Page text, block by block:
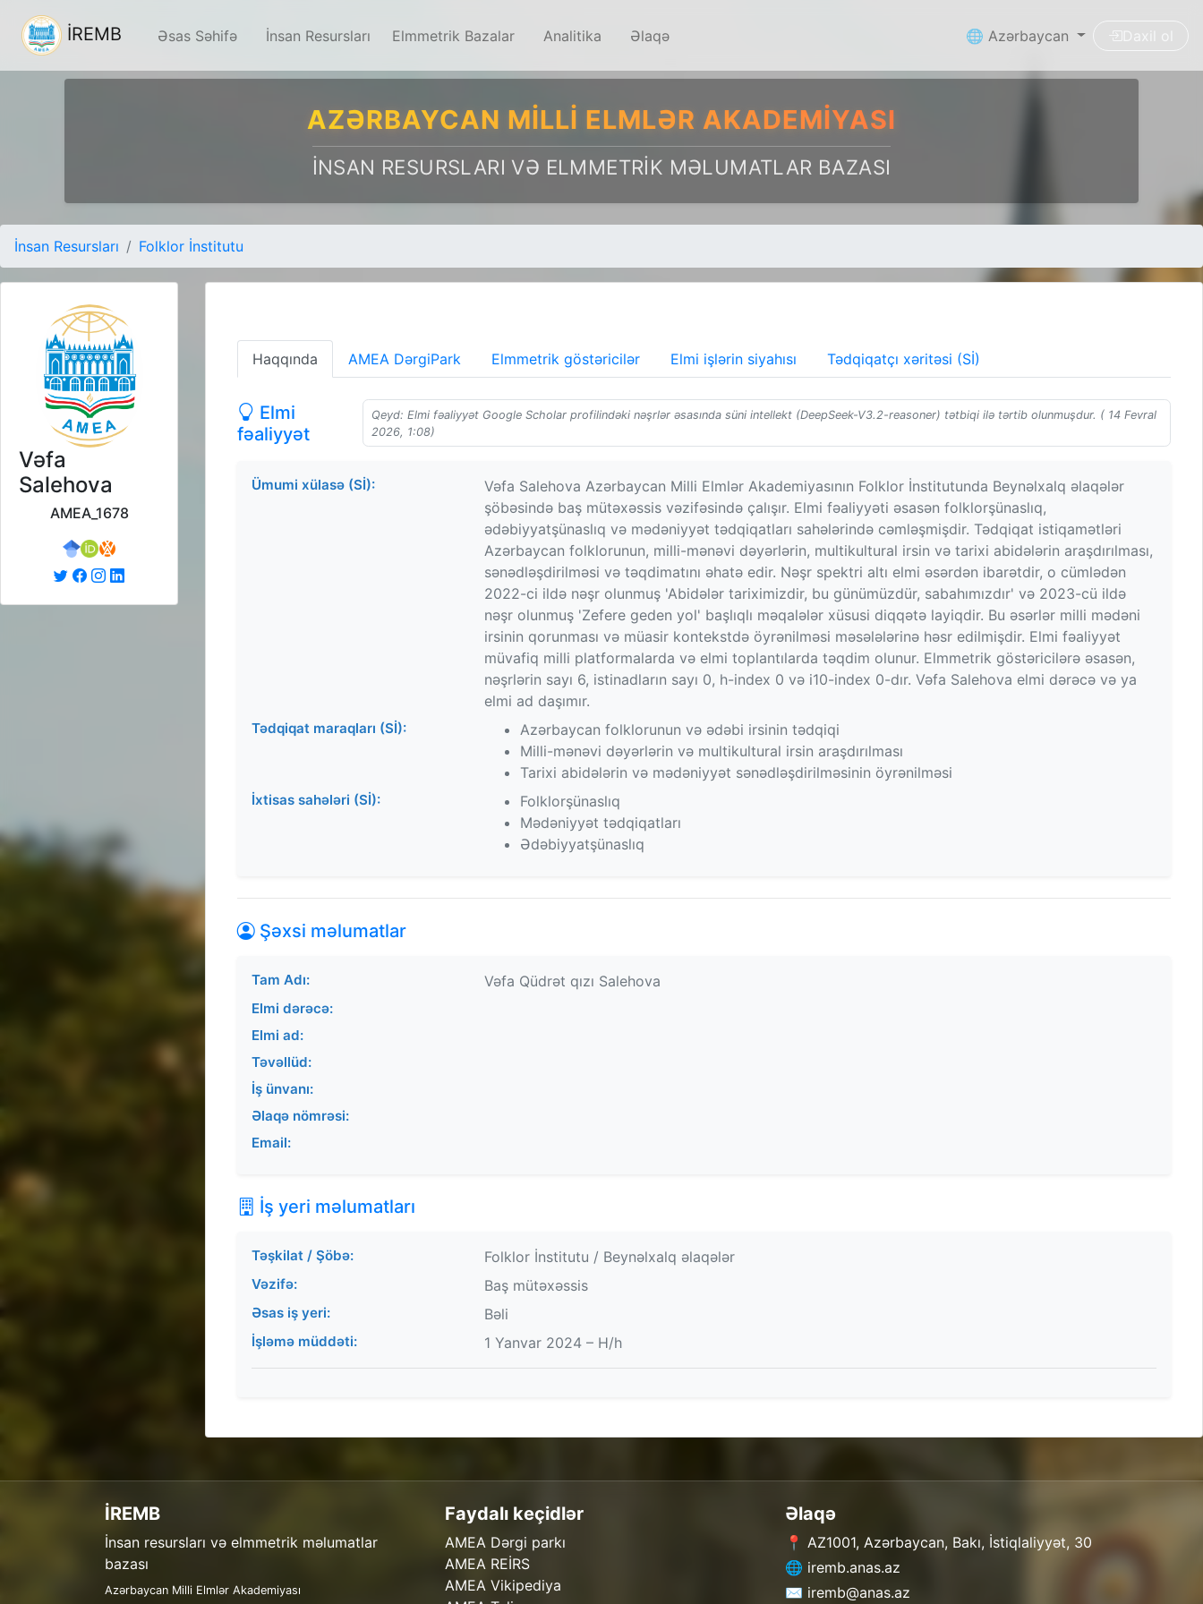
İREMB Əsas Səhifə İnsan Resursları Elmmetrik Bazalar Analitika Əlaqə 🌐 Azərbaycan Daxil ol
AZƏRBAYCAN MILLI ELMLƏR AKADEMIYASI
İNSAN RESURSLARI VƏ ELMMETRIK MƏLUMATLAR BAZASI
İnsan Resursları Folklor İnstitutu
Vəfa
Salehova
AMEA_1678
Haqqında AMEA DərgiPark Elmmetrik göstəricilər Elmi işlərin siyahısı Tədqiqatçı xəritəsi (Sİ)
Elmi
fəaliyyət
Qeyd: Elmi fəaliyyət Google Scholar profilindəki nəşrlər əsasında süni intellekt (DeepSeek-V3.2-reasoner) tətbiqi ilə tərtib olunmuşdur. ( 14 Fevral
2026, 1:08)
Ümumi xülasə (Sİ):
Vəfa Salehova Azərbaycan Milli Elmlər Akademiyasının Folklor İnstitutunda Beynəlxalq əlaqələr
şöbəsində baş mütəxəssis vəzifəsində çalışır. Elmi fəaliyyəti əsasən folklorşünaslıq,
ədəbiyyatşünaslıq və mədəniyyət tədqiqatları sahələrində cəmləşmişdir. Tədqiqat istiqamətləri
Azərbaycan folklorunun, milli-mənəvi dəyərlərin, multikultural irsin və tarixi abidələrin araşdırılması,
sənədləşdirilməsi və təqdimatını əhatə edir. Nəşr spektri altı elmi əsərdən ibarətdir, o cümlədən
2022-ci ildə nəşr olunmuş 'Abidələr tariximizdir, bu günümüzdür, sabahımızdır' və 2023-cü ildə
nəşr olunmuş 'Zefere geden yol' başlıqlı məqalələr xüsusi diqqətə layiqdir. Bu əsərlər milli mədəni
irsinin qorunması və müasir kontekstdə öyrənilməsi məsələlərinə həsr edilmişdir. Elmi fəaliyyət
müvafiq milli platformalarda və elmi toplantılarda təqdim olunur. Elmmetrik göstəricilərə əsasən,
nəşrlərin sayı 6, istinadların sayı 0, h-index 0 və i10-index 0-dır. Vəfa Salehova elmi dərəcə və ya
elmi ad daşımır.
Tədqiqat maraqları (Sİ):
Azərbaycan folklorunun və ədəbi irsinin tədqiqi
Milli-mənəvi dəyərlərin və multikultural irsin araşdırılması
Tarixi abidələrin və mədəniyyət sənədləşdirilməsinin öyrənilməsi
İxtisas sahələri (Sİ):
Folklorşünaslıq
Mədəniyyət tədqiqatları
Ədəbiyyatşünaslıq
Şəxsi məlumatlar
Tam Adı: Vəfa Qüdrət qızı Salehova
Elmi dərəcə:
Elmi ad:
Təvəllüd:
İş ünvanı:
Əlaqə nömrəsi:
Email:
İş yeri məlumatları
Təşkilat / Şöbə: Folklor İnstitutu / Beynəlxalq əlaqələr
Vəzifə: Baş mütəxəssis
Əsas iş yeri: Bəli
İşləmə müddəti: 1 Yanvar 2024 – H/h
İREMB
İnsan resursları və elmmetrik məlumatlar
bazası
Azərbaycan Milli Elmlər Akademiyası
Faydalı keçidlər
AMEA Dərgi parkı
AMEA REİRS
AMEA Vikipediya
Əlaqə
📍 AZ1001, Azərbaycan, Bakı, İstiqlaliyyət, 30
🌐 iremb.anas.az
✉️ iremb@anas.az